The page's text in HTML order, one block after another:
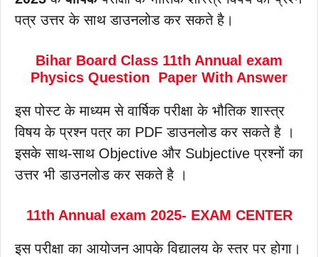
पत्र उत्तर के साथ डाउनलोड कर सकते है।
Bihar Board Class 11th Annual exam
Physics Question Paper With Answer
इस पोस्ट के माध्यम से वार्षिक परीक्षा के भौतिक शास्त्र
विषय के प्रश्न पत्र का PDF डाउनलोड कर सकते है ।
इसके साथ-साथ Objective और Subjective प्रश्नों का
उत्तर भी डाउनलोड कर सकते है ।
11th Annual exam 2025- EXAM CENTER
इस परीक्षा का आयोजन आपके विद्यालय के स्तर पर होगा।